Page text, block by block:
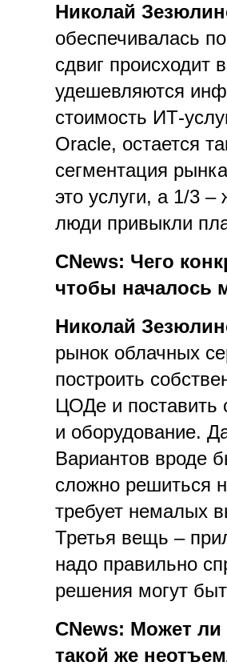
Николай
обеспечивалась
сдвиг происходит
удешевляются
стоимость ИТ-
Oracle, остается
сегментация
это услуги, а 1/3
люди привыкли
CNews: Чего
чтобы началось
Николай
рынок облачных
построить
ЦОДе и поставить
и оборудование.
Вариантов вроде
сложно решиться
требует немалых
Третья вещь –
надо правильно
решения могут
CNews: Может ли
такой же